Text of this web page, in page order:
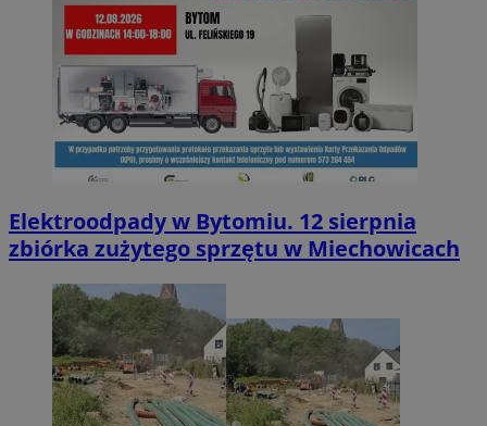
Elektroodpady w Bytomiu. 12 sierpnia
zbiórka zużytego sprzętu w Miechowicach